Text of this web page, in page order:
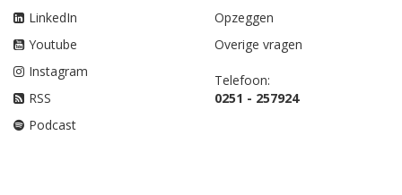
LinkedIn
Youtube
Instagram
RSS
Podcast
Opzeggen
Overige vragen
Telefoon:
0251 - 257924